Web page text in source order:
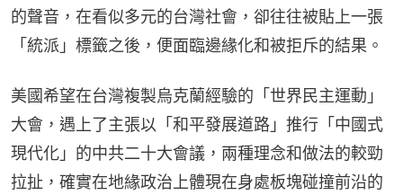
的聲音，在看似多元的台灣社會，卻往往被貼上一張
「統派」標籤之後，便面臨邊緣化和被拒斥的結果。
美國希望在台灣複製烏克蘭經驗的「世界民主運動」
大會，遇上了主張以「和平發展道路」推行「中國式
現代化」的中共二十大會議，兩種理念和做法的較勁
拉扯，確實在地緣政治上體現在身處板塊碰撞前沿的